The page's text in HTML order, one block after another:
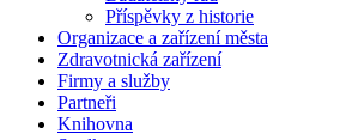
Příspěvky z historie
Organizace a zařízení města
Zdravotnická zařízení
Firmy a služby
Partneři
Knihovna